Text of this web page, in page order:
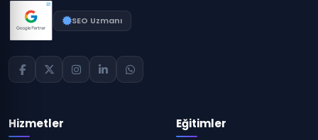
SEO Uzmanı
Hizmetler Eğitimler